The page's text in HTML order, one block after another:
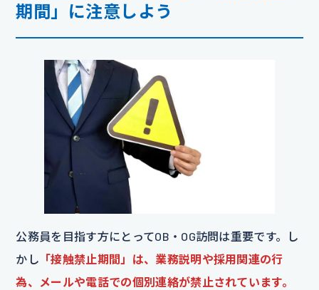
期間」に注意しよう
公務員を目指す方にとってOB・OG訪問は重要です。し
かし 「接触禁止期間」は、業務説明や採用関連の行
為、メールや電話での個別連絡が禁止されています。